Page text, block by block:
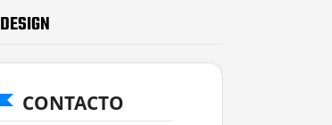
DESIGN
CONTACTO